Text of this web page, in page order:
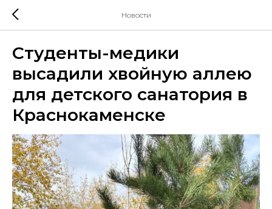
Новости
Студенты-медики
высадили хвойную аллею
для детского санатория в
Краснокаменске